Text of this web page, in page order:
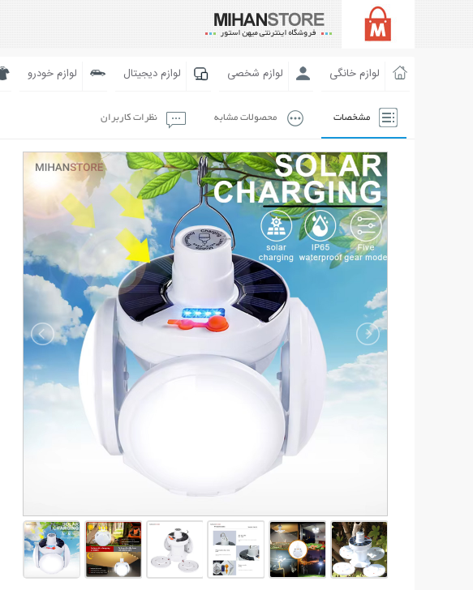
لوازم خانگی لوازم شخصی لوازم دیجیتال لوازم خودرو
مشخصات محصولات مشابه نظرات کاربران